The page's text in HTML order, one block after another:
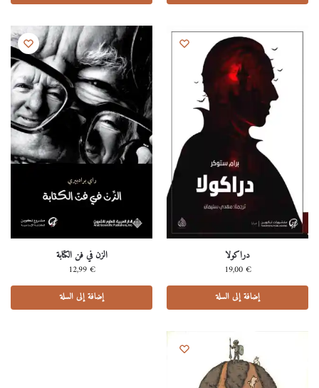
دراكولا
19,00€
إضافة إلى السلة
الزن في فن الكتابة
12,99€
إضافة إلى السلة